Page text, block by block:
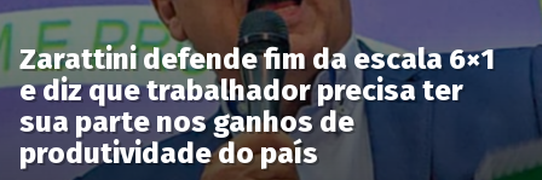
Zarattini defende fim da escala 6×1
e diz que trabalhador precisa ter
sua parte nos ganhos de
produtividade do país